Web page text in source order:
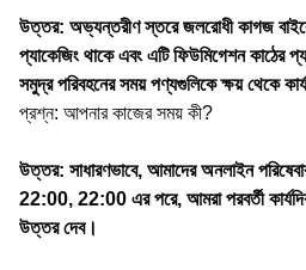
উত্তর: অভ্যন্তরীণ স্তরে জলরোধী কাগজ
প্যাকেজিং থাকে এবং এটি ফিউমিগেশন কাঠের
সমুদ্র পরিবহনের সময় পণ্যগুলিকে ক্ষয় থেকে
প্রশ্ন: আপনার কাজের সময় কী?
উত্তর: সাধারণভাবে, আমাদের অনলাইন
22:00, 22:00 এর পরে, আমরা পরবর্তী
উত্তর দেব।